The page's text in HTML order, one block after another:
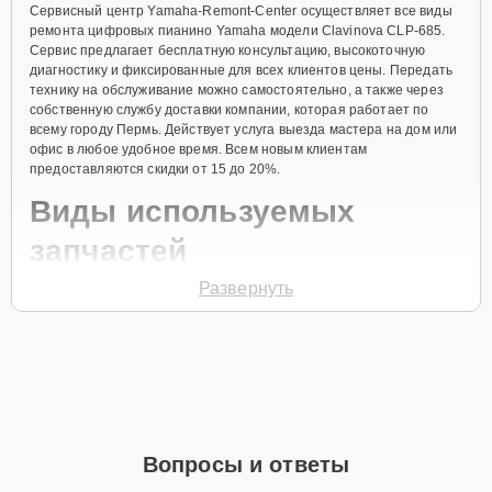
Сервисный центр Yamaha-Remont-Center осуществляет все виды
ремонта цифровых пианино Yamaha модели Clavinova CLP-685.
Сервис предлагает бесплатную консультацию, высокоточную
диагностику и фиксированные для всех клиентов цены. Передать
технику на обслуживание можно самостоятельно, а также через
собственную службу доставки компании, которая работает по
всему городу Пермь. Действует услуга выезда мастера на дом или
офис в любое удобное время. Всем новым клиентам
предоставляются скидки от 15 до 20%.
Виды используемых
запчастей
Для ремонта цифрового пианино модели Clavinova CLP-685
активное использование устройства дольше
Развернуть
Вопросы и ответы